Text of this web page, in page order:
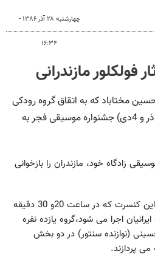
چهارشنبه ۲۸ آذر ۱۳۸۶ -
۱۶:۳۴
فولکلور مازندرانی
مختاباد که به اتقاق گروه رودکی
در روزهای اول و پنجم ( 30 اذر و 4دی) جشنواره موسیقی فجر به
زادگاه خود، مازندران را بازخوانی
به گزارش همشهری آنلاین در این کنسرت که در ساعت 20و 30 دقیقه
اجرا می شود،گروه یازده نفره
(نوازنده سنتور) در دو بخش
پردازند.